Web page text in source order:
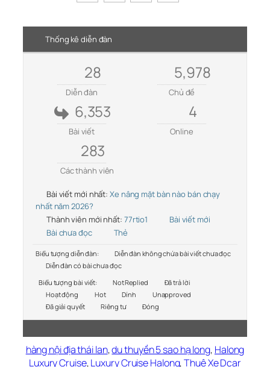
Thống kê diễn đàn
28
Diễn đàn
5,978
Chủ đề
6,353
Bài viết
4
Online
283
Các thành viên
Bài viết mới nhất: Xe nâng mặt bàn nào bán chạy
nhất năm 2026?
Thành viên mới nhất: 77rtio1
Bài viết mới
Bài chưa đọc
Thẻ
Biểu tượng diễn đàn:
Diễn đàn không chứa bài viết chưa đọc
Diễn đàn có bài chưa đọc
Biểu tượng bài viết:
Not Replied
Đã trả lời
Hoạt động
Hot Dính
Unapproved
Đã giải quyết
Riêng tư Đóng
hàng nội địa thái lan,du thuyền 5 sao hạ long, Halong
Luxury Cruise,Luxury Cruise Halong,Thuê Xe Dcar